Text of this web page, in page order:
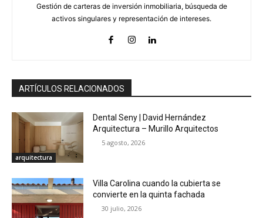
Gestión de carteras de inversión inmobiliaria, búsqueda de
activos singulares y representación de intereses.
ARTÍCULOS RELACIONADOS
arquitectura
Dental Seny | David Hernández
Arquitectura – Murillo Arquitectos
5 agosto, 2026
Villa Carolina cuando la cubierta se
convierte en la quinta fachada
30 julio, 2026